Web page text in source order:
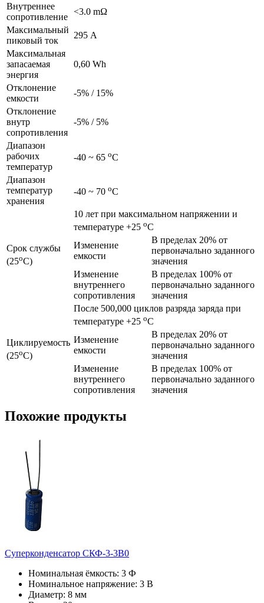
Внутреннее
сопротивление
<3.0 mΩ
Максимальный
пиковый ток
295 А
Максимальная
запасаемая
энергия
0,60 Wh
Отклонение
емкости
-5% / 15%
Отклонение
внутр
сопротивления
-5% / 5%
Диапазон
рабочих
температур
-40 ~ 65 oC
Диапазон
температур
хранения
-40 ~ 70 oC
Срок службы
(25oC)
10 лет при максимальном напряжении и
температуре +25 oC
Изменение
емкости
В пределах 20% от
первоначально заданного
значения
Изменение
внутреннего
сопротивления
В пределах 100% от
первоначально заданного
значения
Циклируемость
(25oC)
После 500,000 циклов разряда заряда при
температуре +25 oC
Изменение
емкости
В пределах 20% от
первоначально заданного
значения
Изменение
внутреннего
сопротивления
В пределах 100% от
первоначально заданного
значения
Похожие продукты
Суперконденсатор СКФ-3-3В0
Номинальная ёмкость: 3 Ф
Номинальное напряжение: 3 В
Диаметр: 8 мм